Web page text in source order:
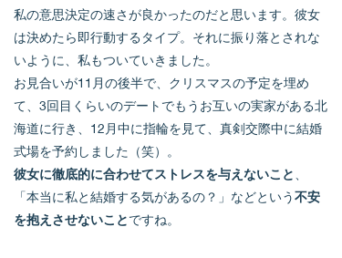
私の意思決定の速さが良かったのだと思います。彼女
は決めたら即行動するタイプ。それに振り落とされな
いように、私もついていきました。
お見合いが11月の後半で、クリスマスの予定を埋め
て、3回目くらいのデートでもうお互いの実家がある北
海道に行き、12月中に指輪を見て、真剣交際中に結婚
式場を予約しました（笑）。
彼女に徹底的に合わせてストレスを与えないこと
「本当に私と結婚する気があるの？」などという不安
を抱えさせないことですね。